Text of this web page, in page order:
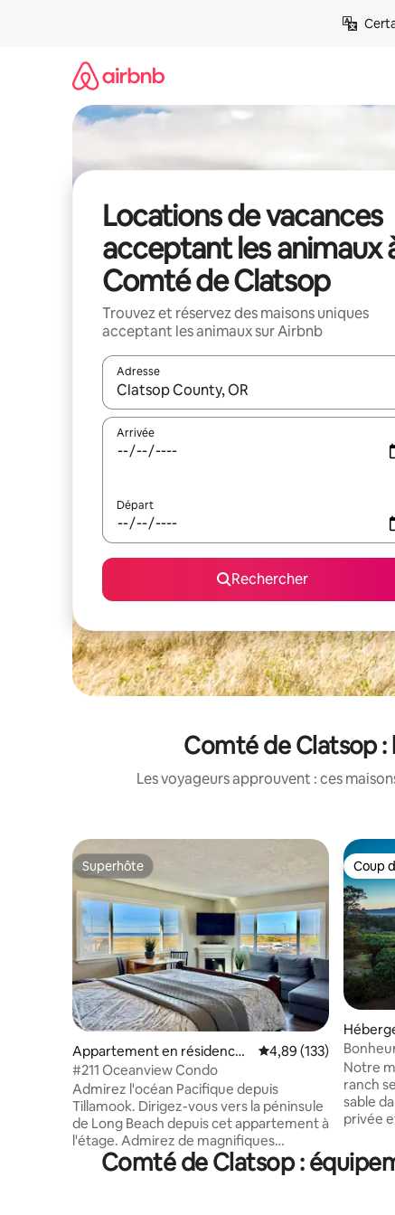
Locations de vacances
acceptant les animaux
Comté de Clatsop
Trouvez et réservez des maisons uniques
acceptant les animaux sur Airbnb
Adresse
Lorsque les résultats s'affichent, utilisez les
Arrivée
Départ
Rechercher
Comté de Clatsop :
Les voyageurs approuvent : ces
Superhôte
Superhôte
Appartement en résidence ⋅
Seaside
Évaluation moyenne
4,89 (133)
#211 Oceanview Condo
Admirez l'océan Pacifique depuis
Tillamook. Dirigez-vous vers la péninsule
de Long Beach depuis cet appartement à
l'étage. Admirez de magnifiques
couchers de soleil, des tempêtes
hivernales/printanières, les migrations
Coup
Coup
l'océan/
Notre
ranch
sable
privée
Comté de Clatsop :